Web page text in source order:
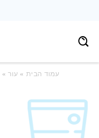
עמוד הבית» עור» Hydroquinone 4% Cream